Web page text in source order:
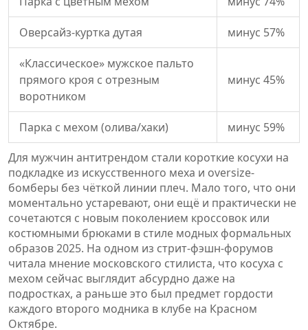
Оверсайз-куртка дутая минус 57%
«Классическое» мужское пальто
прямого кроя с отрезным
воротником
минус 45%
Парка с мехом (олива/хаки)
минус 59%
Для мужчин антитрендом стали короткие косухи на
подкладке из искусственного меха и oversize-
бомберы без чёткой линии плеч. Мало того, что они
моментально устаревают, они ещё и практически не
сочетаются с новым поколением кроссовок или
костюмными брюками в стиле модных формальных
образов 2025. На одном из стрит-фэшн-форумов
читала мнение московского стилиста, что косуха с
мехом сейчас выглядит абсурдно даже на
подростках, а раньше это был предмет гордости
каждого второго модника в клубе на Красном
Октябре.